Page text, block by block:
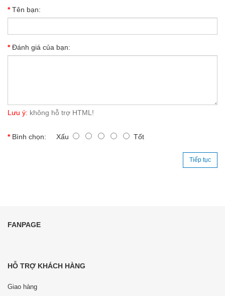
Tên bạn:
Đánh giá của bạn:
Lưu ý: không hỗ trợ HTML!
Bình chọn: Xấu Tốt
Tiếp tục
FANPAGE
HỖ TRỢ KHÁCH HÀNG
Giao hàng